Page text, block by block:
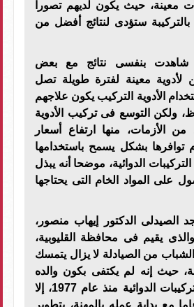
معينة، حيث يكون لديهم تصورا
بالتركيبة ستؤدى لنتائج أفضل من
شاهدت بنفسى نتائج مع بعض
لأدوية معينة لفترة طويلة تصل
الأدوية التركيب يكون علاجهم
ولكن التوسع فى تركيب الأدوية
من الأزمات، منها ارتفاع أسعار
توافرها بشكل يسمح باستخدامها
الدوائية، موضحا أنه يبذل
على المواد الخام التى يحتاجها
الصيدلى الدكتور إيهاب منصور،
عاما، والذى يقيم فى محافظة القليوبية،
من الصيادلة لا يزال يتمسك
حيث إنه لم يكتفى بكون والده
صيدلى يستخدم التركيبات الدوائية منذ عام 1977، إلا
اهتم منذ 12 عاما مع بداية عمله بالمهنة، بتطوير